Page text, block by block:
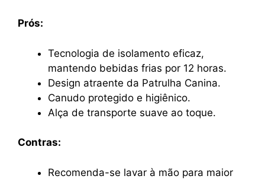
Prós:
Tecnologia de isolamento eficaz,
mantendo bebidas frias por 12 horas.
Design atraente da Patrulha Canina.
Canudo protegido e higiênico.
Alça de transporte suave ao toque.
Contras:
Recomenda-se lavar à mão para maior